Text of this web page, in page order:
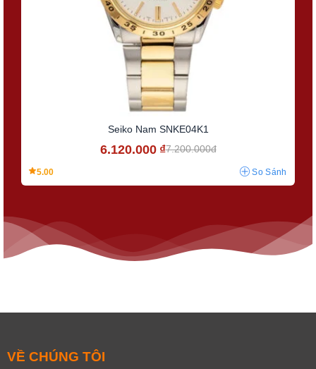
Seiko Nam SNKE04K1
6.120.000 ₫7.200.000đ
5.00 So Sánh
VỀ CHÚNG TÔI